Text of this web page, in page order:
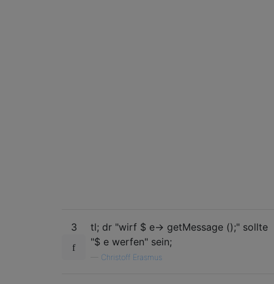
3
tl; dr "wirf $ e-> getMessage ();" sollte
"$ e werfen" sein;
Christoff Erasmus